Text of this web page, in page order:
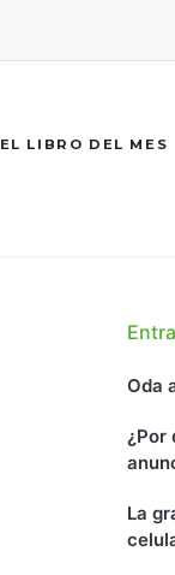
EL LIBRO DEL MES
Oda
¿Por
La